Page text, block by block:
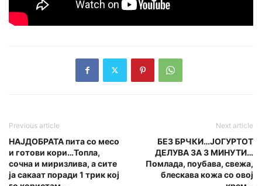
Previous article
НАЈДОБРАТА пита со месо
и готови кори…Топла,
сочна и миризлива, а сите
ја сакаат поради 1 трик кој
Next article
БЕЗ БРЧКИ…ЈОГУРТОТ
ДЕЛУВА ЗА 3 МИНУТИ…
Помлада, поубава, свежа,
блескава кожа со овој